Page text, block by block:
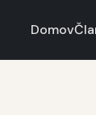
Domov